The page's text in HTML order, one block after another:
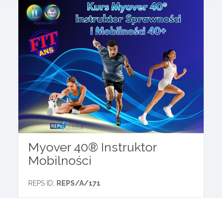
Myover 40® Instruktor
Mobilności
REPS ID: REPS/A/171